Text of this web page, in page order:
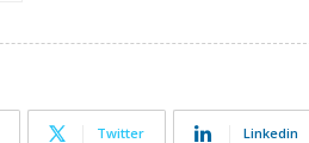
Twitter Linkedin